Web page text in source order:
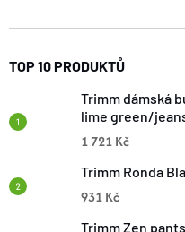
TOP 10 PRODUKTŮ
Trimm dámská
lime green/
1 721 Kč
Trimm Ronda
931 Kč
Trimm Zen